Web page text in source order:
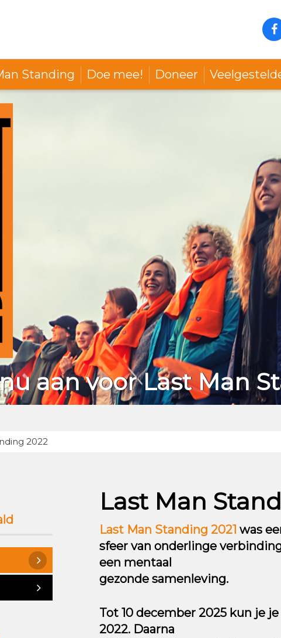
Standing Doe mee! Doneer
aan voor Last Man
2022
Last Man
Last Man Standing 2021 was
sfeer van onderlinge
een mentaal
gezonde samenleving.
Tot 10 december 2025 kun je
2022. Daarna